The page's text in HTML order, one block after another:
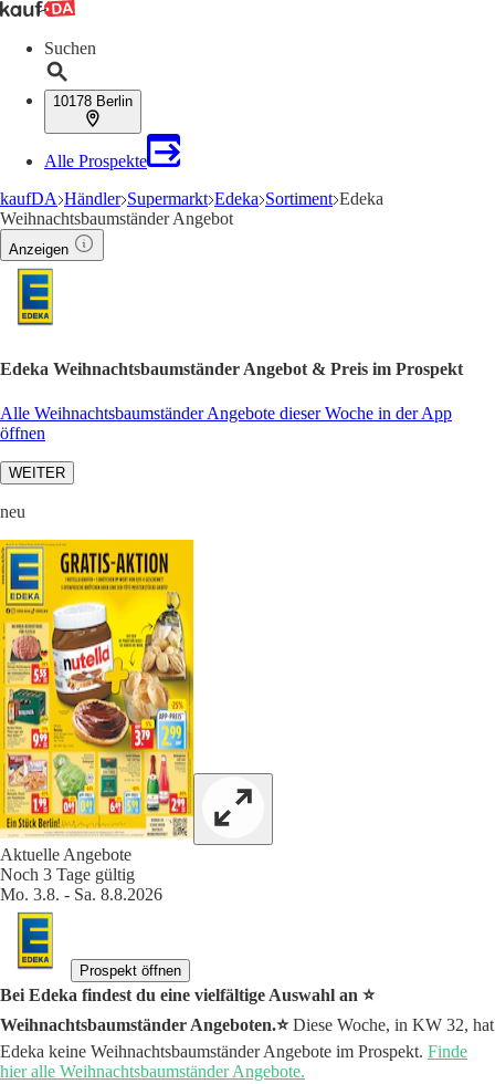
Suchen
10178 Berlin
Alle Prospekte
kaufDA Händler Supermarkt Edeka Sortiment Edeka
Weihnachtsbaumständer Angebot
Anzeigen
Edeka Weihnachtsbaumständer Angebot & Preis im Prospekt
Alle Weihnachtsbaumständer Angebote dieser Woche in der App
öffnen
WEITER
neu
Aktuelle Angebote
Noch 3 Tage gültig
Mo. 3.8. - Sa. 8.8.2026
Prospekt öffnen
Bei Edeka findest du eine vielfältige Auswahl an ⭐️
Weihnachtsbaumständer Angeboten.⭐️Diese Woche, in KW 32, hat
Edeka keine Weihnachtsbaumständer Angebote im Prospekt. Finde
hier alle Weihnachtsbaumständer Angebote.